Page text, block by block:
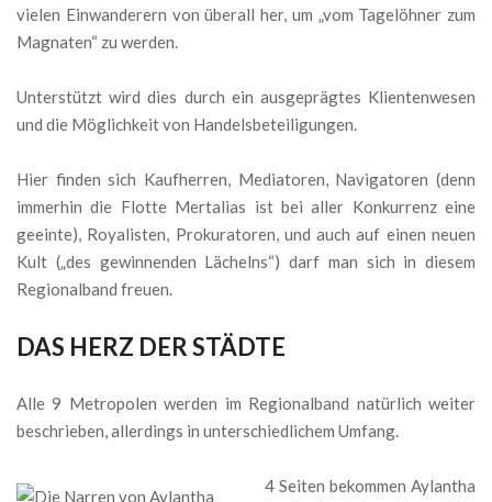
vielen Einwanderern von überall her, um „vom Tagelöhner zum
Magnaten“ zu werden.
Unterstützt wird dies durch ein ausgeprägtes Klientenwesen
und die Möglichkeit von Handelsbeteiligungen.
Hier finden sich Kaufherren, Mediatoren, Navigatoren (denn
immerhin die Flotte Mertalias ist bei aller Konkurrenz eine
geeinte), Royalisten, Prokuratoren, und auch auf einen neuen
Kult („des gewinnenden Lächelns“) darf man sich in diesem
Regionalband freuen.
DAS HERZ DER STÄDTE
Alle 9 Metropolen werden im Regionalband natürlich weiter
beschrieben, allerdings in unterschiedlichem Umfang.
4 Seiten bekommen Aylantha